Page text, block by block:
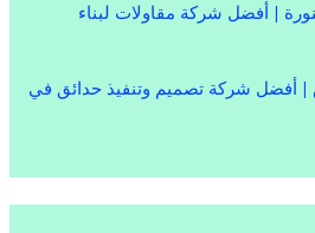
| أفضل شركة مقاولات لبناء
| أفضل شركة تصميم وتنفيذ حدائق في